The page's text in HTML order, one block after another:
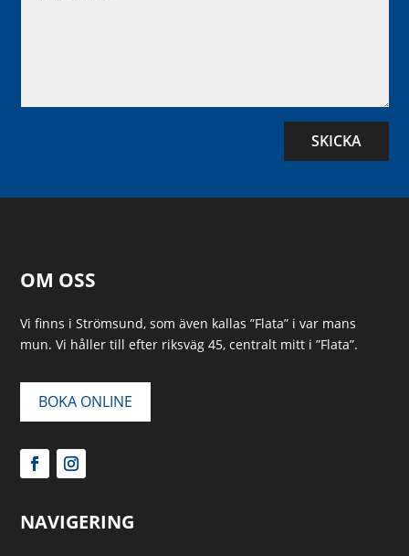
SKICKA
OM OSS
Vi finns i Strömsund, som även kallas ”Flata” i var mans
mun. Vi håller till efter riksväg 45, centralt mitt i ”Flata”.
BOKA ONLINE
NAVIGERING